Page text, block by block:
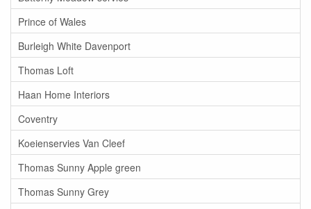
Prince of Wales
Burleigh White Davenport
Thomas Loft
Haan Home Interiors
Coventry
Koeienservies Van Cleef
Thomas Sunny Apple green
Thomas Sunny Grey